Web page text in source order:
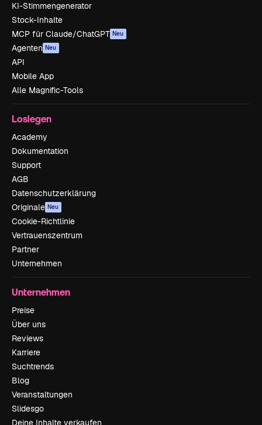
KI-Stimmengenerator
Stock-Inhalte
MCP für Claude/ChatGPT Neu
Agenten Neu
API
Mobile App
Alle Magnific-Tools
Loslegen
Academy
Dokumentation
Support
AGB
Datenschutzerklärung
Originale Neu
Cookie-Richtlinie
Vertrauenszentrum
Partner
Unternehmen
Unternehmen
Preise
Über uns
Reviews
Karriere
Suchtrends
Blog
Veranstaltungen
Slidesgo
Deine Inhalte verkaufen